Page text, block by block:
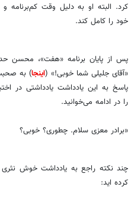
کرد. البته او به دلیل وقت
خود را کامل کند.
پس از پایان برنامه «هفت»، محسن
«آقای جلیلی شما خوبی!» (اینجا) به
پاسخ به این یادداشت یادداشتی در
را در ادامه می‌خوانید.
«برادر معزی سلام. چطوری؟ خوبی؟
چند نکته راجع به یادداشت خوش
کرده اید: